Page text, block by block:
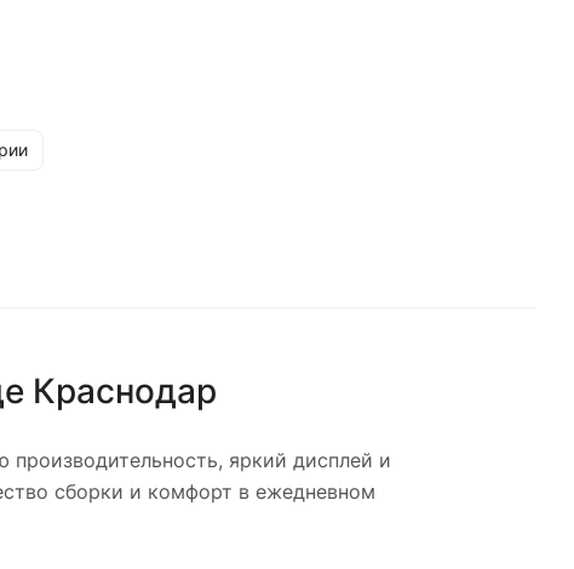
Краснодар
яркий дисплей и
сборки и комфорт в ежедневном